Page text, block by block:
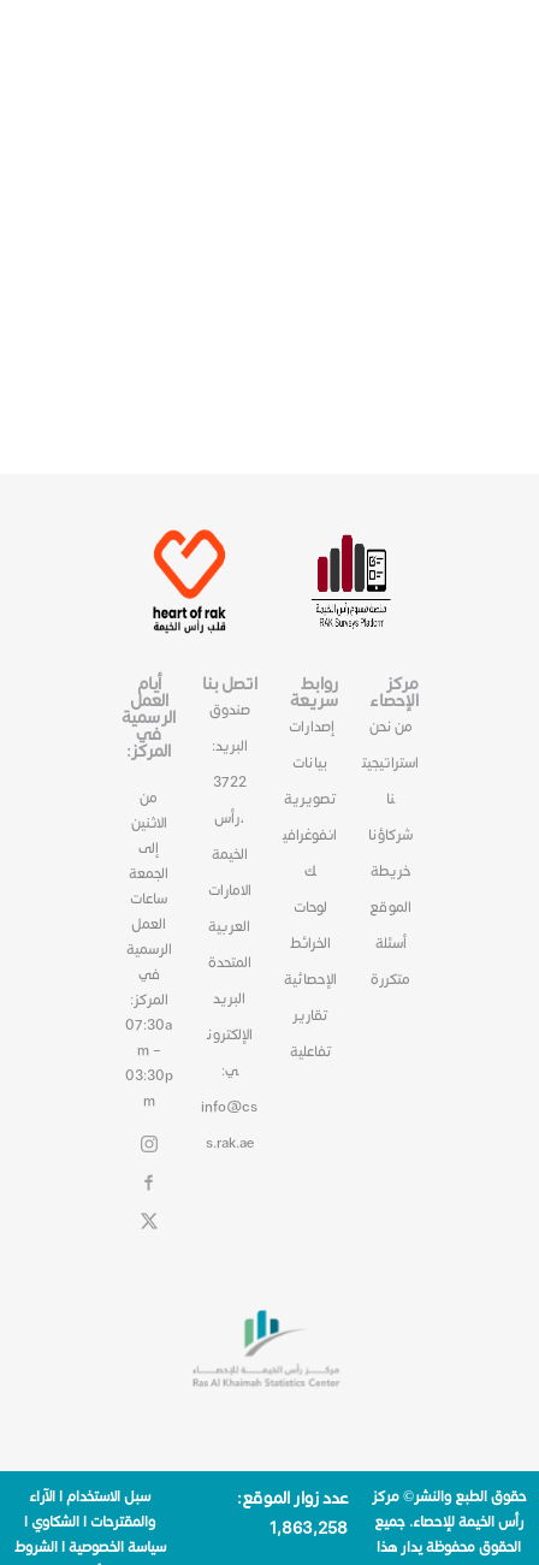
مركز
الإحصاء
من نحن
استراتيجيت
نا
شركاؤنا
خريطة
الموقع
أسئلة
متكررة
روابط
سريعة
إصدارات
بيانات
تصويرية
انفوغرافي
ك
لوحات
الخرائط
الإحصائية
تقارير
تفاعلية
اتصل بنا
صندوق
البريد:
3722
،رأس
الخيمة
الامارات
العربية
المتحدة
البريد
الإلكترون
ي:
info@cs
s.rak.ae
أيام
العمل
الرسمية
في
المركز:
من
الاثنين
إلى
الجمعة
ساعات
العمل
الرسمية
في
المركز:
07:30a
m –
03:30p
m
حقوق الطبع والنشر© مركز
رأس الخيمة للإحصاء. جميع
الحقوق محفوظة يدار هذا
عدد زوار الموقع:
1٬863٬258
سبل الاستخدام|الآراء
والمقترحات|الشكاوي|
سياسة الخصوصية|الشروط